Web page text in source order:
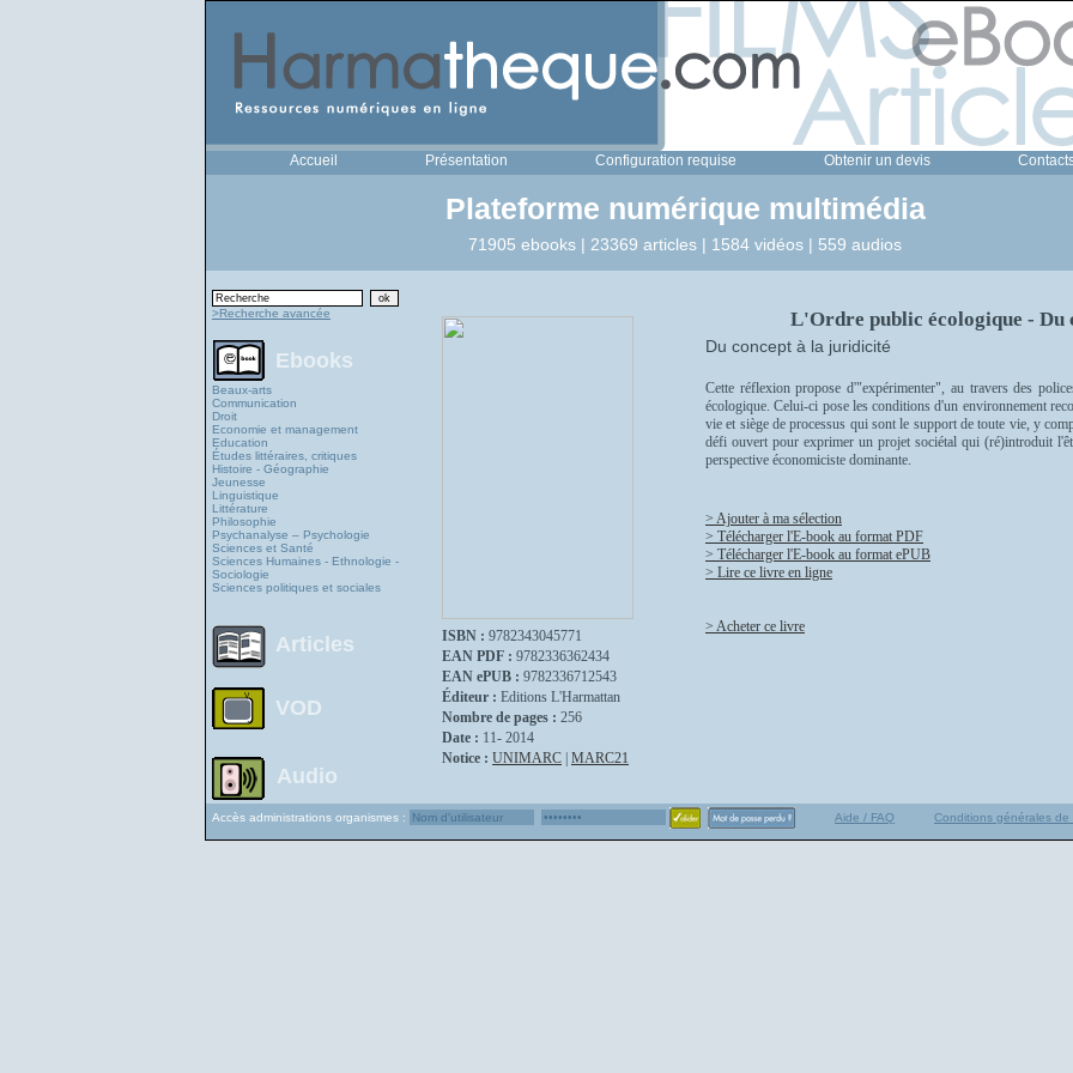
Accueil Présentation Configuration requise Obtenir un devis
Plateforme numérique multimédia
71905 ebooks | 23369 articles | 1584 vidéos | 559 audios
>Recherche avancée
Ebooks
Beaux-arts
Communication
Droit
Economie et management
Education
Études littéraires, critiques
Histoire - Géographie
Jeunesse
Linguistique
Littérature
Philosophie
Psychanalyse – Psychologie
Sciences et Santé
Sciences Humaines - Ethnologie -
Sociologie
Sciences politiques et sociales
Articles
VOD
Audio
ISBN : 9782343045771
EAN PDF : 9782336362434
EAN ePUB : 9782336712543
Éditeur : Editions L'Harmattan
Nombre de pages : 256
Date : 11- 2014
Notice : UNIMARC MARC21
L'Ordre public écologique -
Du concept à la juridicité
Cette réflexion propose d'"expérimenter", au travers des
écologique. Celui-ci pose les conditions d'un environnement
vie et siège de processus qui sont le support de toute vie, y
défi ouvert pour exprimer un projet sociétal qui (ré)introduit
perspective économiciste dominante.
> Ajouter à ma sélection
> Télécharger l'E-book au format PDF
> Télécharger l'E-book au format ePUB
> Lire ce livre en ligne
> Acheter ce livre
Accès administrations organismes : Aide / FAQ Conditions générales de